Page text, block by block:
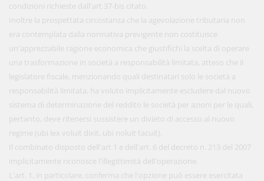
condizioni richieste dall'art 37-bis citato.
Inoltre la prospettata circostanza che la agevolazione tributaria non
era contemplata dalla normativa previgente non costituisce
un'apprezzabile ragione economica che giustifichi la scelta di operare
una trasformazione in società a responsabilità limitata, atteso che il
legislatore fiscale, menzionando quali destinatari solo le società a
responsabilità limitata, ha voluto implicitamente escludere dal nuovo
sistema di determinazione del reddito le società per azioni per le quali,
pertanto, deve ritenersi sussistere un divieto di accesso al nuovo
regime (ubi lex voluit dixit, ubi noluit tacuit).
Il combinato disposto dell'art 1 e dell'art. 6 del decreto n. 213 del 2007
implicitamente riconosce l'illegittimità dell'operazione.
L'art. 1, in particolare, conferma che l'opzione può essere esercitata